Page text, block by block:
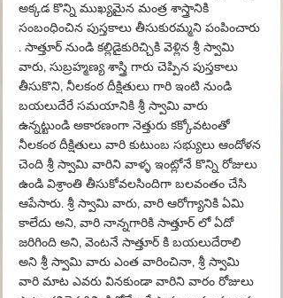
అక్కడ కొన్ని ముఖ్యమైన మంత్ర శాస్త్రానికి
సంబంధించిన పుస్తకాలు తీసుకురమ్మని పంపించారు
. సాత్తూర్ నుండి కల్లిడైకురిచ్చికి వెళ్లిన శ్రీ స్వామి
వారు, సుబ్రహ్మణ్య శాస్త్రి గారు చెప్పిన పుస్తకాలు
తీసుకొని, నీలకంఠ దీక్షితులు గారి ఇంటి నుండి
బయలుదేరే సమయానికి శ్రీ స్వామి వారు
ఉన్నట్టుండి అకారణంగా నెత్తురు కక్కోవటంతో
నీలకంఠ దీక్షితులు వారి కుటుంబ సభ్యులు ఆందోళన
చెంది శ్రీ స్వామి వారిని వాళ్ళ ఇంట్లోనే కొన్ని రోజులు
ఉండి విశ్రాంతి తీసుకోవలసిందిగా బలవంతం చేసి
ఆపేసారు. శ్రీ స్వామి వారు, వారి ఆరోగ్యానికి ఏమి
కాలేదు అని, వారి నాన్నగారికి సాత్తూర్ లో ఏదో
జరిగింది అని, వెంటనే సాత్తూర్ కి బయలుదేరాలి
అని శ్రీ స్వామి వారు ఎంత వారించినా, శ్రీ స్వామి
వారి మాట ఎవరు వినకుండా వారిని వారం రోజులు